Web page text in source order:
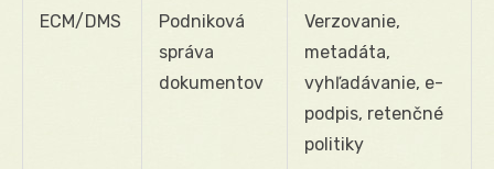
ECM/DMS
Podniková
správa
dokumentov
Verzovanie,
metadáta,
vyhľadávanie, e-
podpis, retenčné
politiky